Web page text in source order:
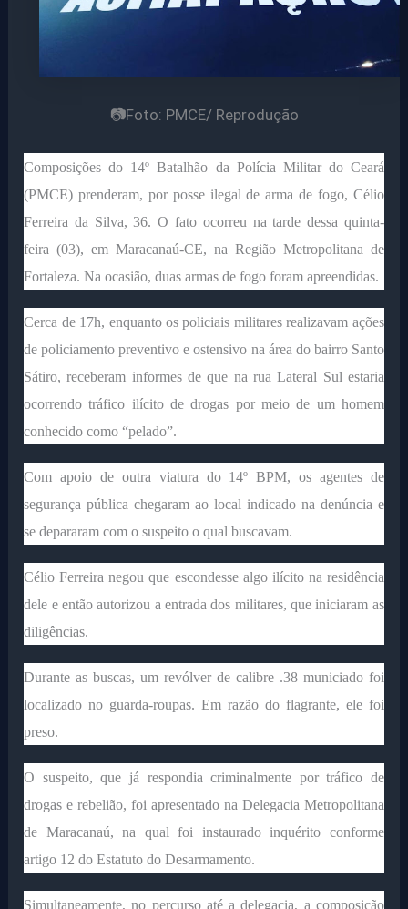
📷Foto: PMCE/ Reprodução
Composições do 14º Batalhão da Polícia Militar do Ceará
(PMCE) prenderam, por posse ilegal de arma de fogo, Célio
Ferreira da Silva, 36. O fato ocorreu na tarde dessa quinta-
feira (03), em Maracanaú-CE, na Região Metropolitana de
Fortaleza. Na ocasião, duas armas de fogo foram apreendidas.
Cerca de 17h, enquanto os policiais militares realizavam ações
de policiamento preventivo e ostensivo na área do bairro Santo
Sátiro, receberam informes de que na rua Lateral Sul estaria
ocorrendo tráfico ilícito de drogas por meio de um homem
conhecido como “pelado”.
Com apoio de outra viatura do 14º BPM, os agentes de
segurança pública chegaram ao local indicado na denúncia e
se depararam com o suspeito o qual buscavam.
Célio Ferreira negou que escondesse algo ilícito na residência
dele e então autorizou a entrada dos militares, que iniciaram as
diligências.
Durante as buscas, um revólver de calibre .38 municiado foi
localizado no guarda-roupas. Em razão do flagrante, ele foi
preso.
O suspeito, que já respondia criminalmente por tráfico de
drogas e rebelião, foi apresentado na Delegacia Metropolitana
de Maracanaú, na qual foi instaurado inquérito conforme
artigo 12 do Estatuto do Desarmamento.
Simultaneamente, no percurso até a delegacia, a composição